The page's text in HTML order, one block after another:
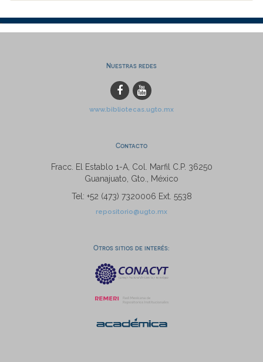
Nuestras redes
www.bibliotecas.ugto.mx
Contacto
Fracc. El Establo 1-A, Col. Marfil C.P. 36250
Guanajuato, Gto., México
Tel: +52 (473) 7320006 Ext. 5538
repositorio@ugto.mx
Otros sitios de interés: